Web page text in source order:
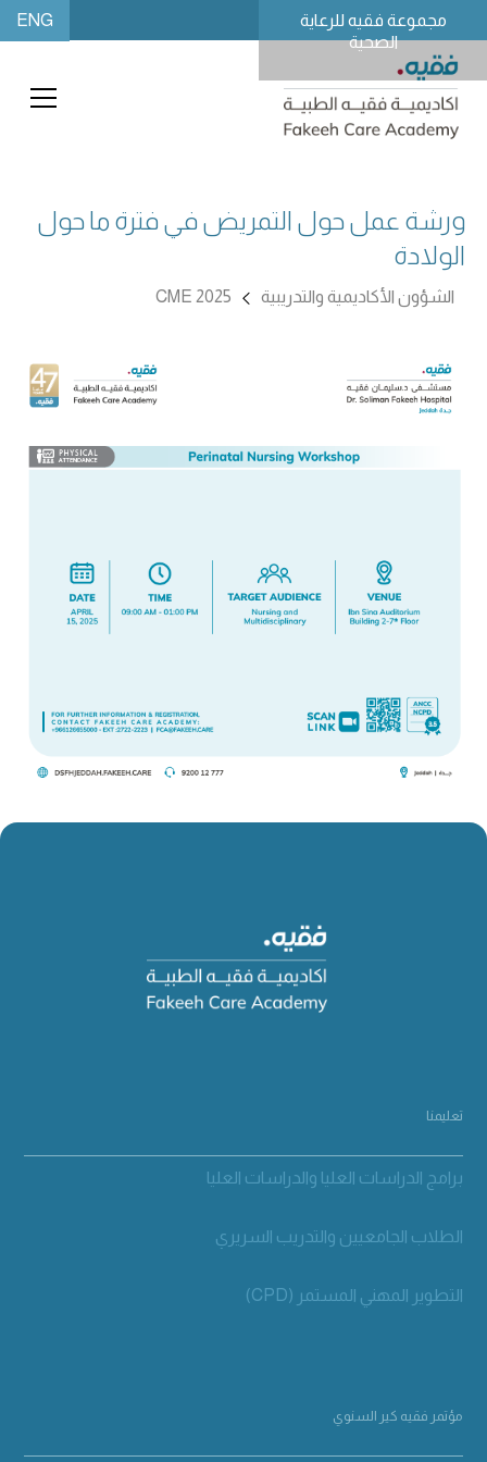
مجموعة فقيه للرعاية
الصحية
ENG
ورشة عمل حول التمريض في فترة ما حول
الولادة
الشؤون الأكاديمية والتدريبية CME 2025
تعليمنا
برامج الدراسات العليا والدراسات العليا
الطلاب الجامعيين والتدريب السريري
التطوير المهني المستمر (CPD)
مؤتمر فقيه كير السنوي